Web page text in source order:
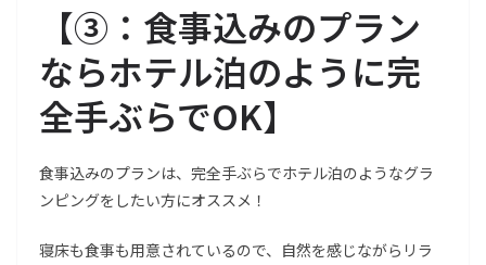
【③：食事込みのプラン
ならホテル泊のように完
全手ぶらでOK】
食事込みのプランは、完全手ぶらでホテル泊のようなグラ
ンピングをしたい方にオススメ！
寝床も食事も用意されているので、自然を感じながらリラ